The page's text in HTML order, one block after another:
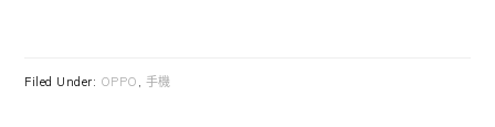
Filed Under: OPPO , 手機